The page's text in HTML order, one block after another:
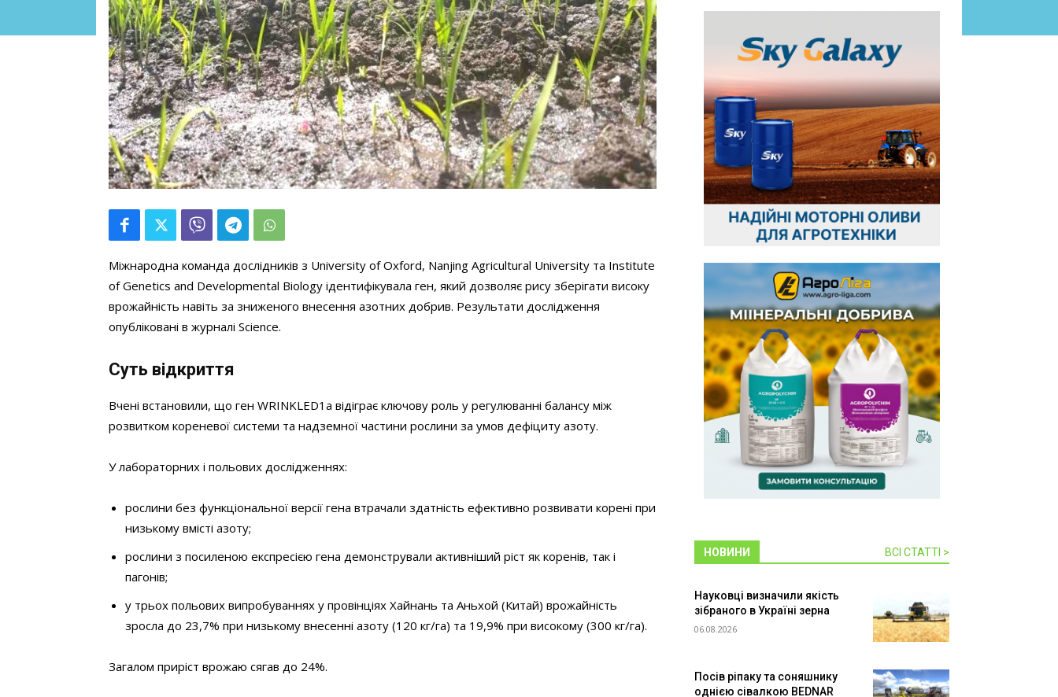
Міжнародна команда дослідників з University of Oxford, Nanjing Agricultural University та Institute
of Genetics and Developmental Biology ідентифікувала ген, який дозволяє рису зберігати високу
врожайність навіть за зниженого внесення азотних добрив. Результати дослідження
опубліковані в журналі Science.
Суть відкриття
Вчені встановили, що ген WRINKLED1a відіграє ключову роль у регулюванні балансу між
розвитком кореневої системи та надземної частини рослини за умов дефіциту азоту.
У лабораторних і польових дослідженнях:
рослини без функціональної версії гена втрачали здатність ефективно розвивати корені при
низькому вмісті азоту;
рослини з посиленою експресією гена демонстрували активніший ріст як коренів, так і
пагонів;
у трьох польових випробуваннях у провінціях Хайнань та Аньхой (Китай) врожайність
зросла до 23,7% при низькому внесенні азоту (120 кг/га) та 19,9% при високому (300 кг/га).
Загалом приріст врожаю сягав до 24%.
НОВИНИ ВСІ СТАТТІ >
Науковці визначили якість
зібраного в Україні зерна
06.08.2026
Посів ріпаку та соняшнику
однією сівалкою BEDNAR